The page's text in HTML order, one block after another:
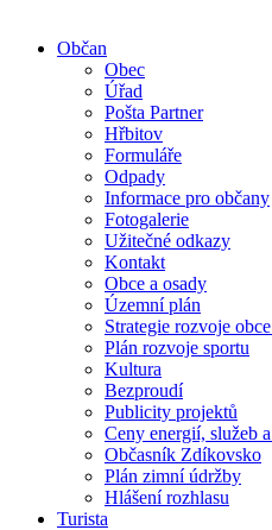
Občan
Obec
Úřad
Pošta Partner
Hřbitov
Formuláře
Odpady
Informace pro občany
Fotogalerie
Užitečné odkazy
Kontakt
Obce a osady
Územní plán
Strategie rozvoje
Plán rozvoje sportu
Kultura
Bezproudí
Publicity projektů
Ceny energií, služeb
Občasník Zdíkovsko
Plán zimní údržby
Hlášení rozhlasu
Turista